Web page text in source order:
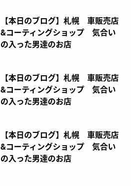
【本日のブログ】札幌 車販売店
&コーティングショップ 気合い
の入った男達のお店
【本日のブログ】札幌 車販売店
&コーティングショップ 気合い
の入った男達のお店
【本日のブログ】札幌 車販売店
&コーティングショップ 気合い
の入った男達のお店